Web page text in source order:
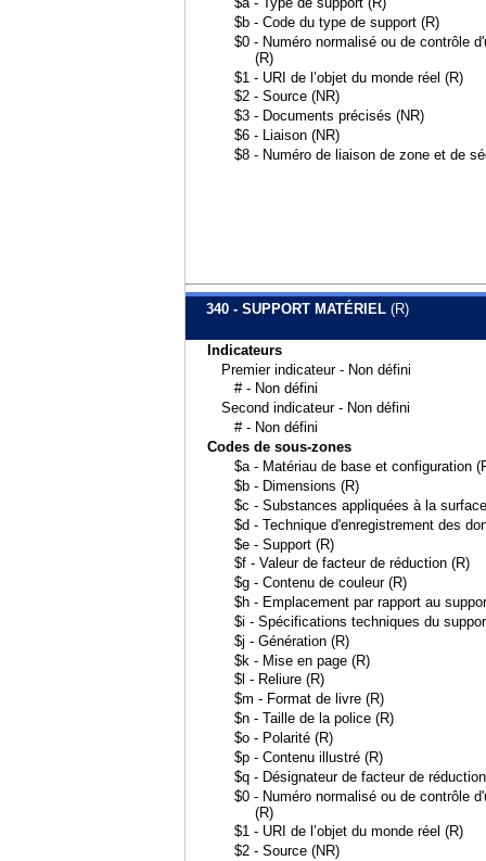
$b - Code du type de support (R)
$0 - Numéro normalisé ou de contrôle
(R)
$1 - URI de l’objet du monde réel (R)
$2 - Source (NR)
$3 - Documents précisés (NR)
$6 - Liaison (NR)
$8 - Numéro de liaison de zone et de
340 - SUPPORT MATÉRIEL (R)
Indicateurs
Premier indicateur - Non défini
# - Non défini
Second indicateur - Non défini
# - Non défini
Codes de sous-zones
$a - Matériau de base et configuration
$b - Dimensions (R)
$c - Substances appliquées à la
$d - Technique d'enregistrement des
$e - Support (R)
$f - Valeur de facteur de réduction (R)
$g - Contenu de couleur (R)
$h - Emplacement par rapport au
$i - Spécifications techniques du
$j - Génération (R)
$k - Mise en page (R)
$l - Reliure (R)
$m - Format de livre (R)
$n - Taille de la police (R)
$o - Polarité (R)
$p - Contenu illustré (R)
$q - Désignateur de facteur de
$0 - Numéro normalisé ou de contrôle
(R)
$1 - URI de l’objet du monde réel (R)
$2 - Source (NR)